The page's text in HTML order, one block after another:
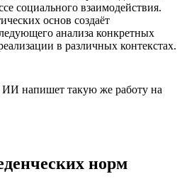
социального взаимодействия.
основ создаёт
анализа конкретных
в различных контекстах.
ИИ напишет такую же работу на
норм